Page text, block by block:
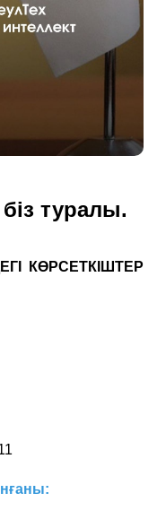
туралы.
КӨРСЕТКІШТЕР